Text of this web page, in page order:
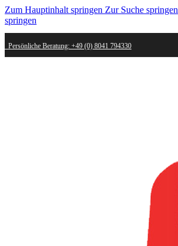
Zum Hauptinhalt springen Zur Suche springen
springen
Persönliche Beratung: +49 (0) 8041 794330